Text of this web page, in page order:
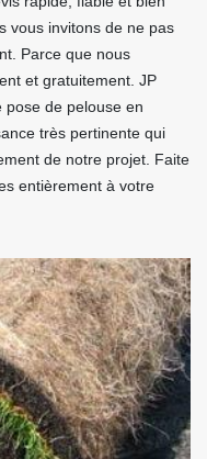
vous invitons de ne pas
Parce que nous
et gratuitement. JP
pose de pelouse en
très pertinente qui
de notre projet. Faite
entièrement à votre